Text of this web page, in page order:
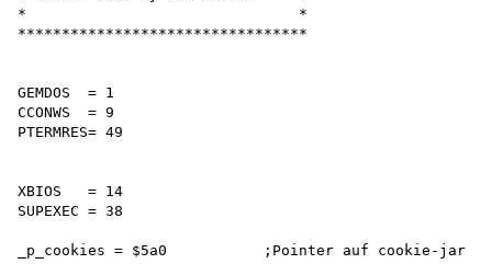
*                               *
*********************************
GEMDOS  = 1
CCONWS  = 9
PTERMRES= 49
XBIOS   = 14
SUPEXEC = 38
_p_cookies = $5a0           ;Pointer auf cookie-jar